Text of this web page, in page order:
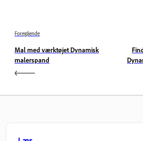
Foregående
Mal med værktøjet Dynamisk
malerspand